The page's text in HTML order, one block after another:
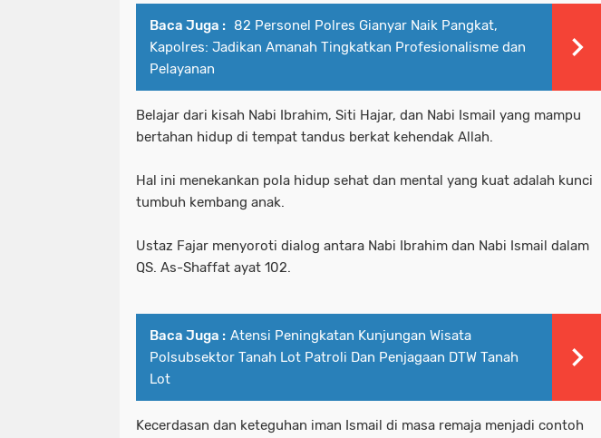
Baca Juga : 82 Personel Polres Gianyar Naik Pangkat,
Kapolres: Jadikan Amanah Tingkatkan Profesionalisme dan
Pelayanan
Belajar dari kisah Nabi Ibrahim, Siti Hajar, dan Nabi Ismail yang mampu
bertahan hidup di tempat tandus berkat kehendak Allah.
Hal ini menekankan pola hidup sehat dan mental yang kuat adalah kunci
tumbuh kembang anak.
Ustaz Fajar menyoroti dialog antara Nabi Ibrahim dan Nabi Ismail dalam
QS. As-Shaffat ayat 102.
Baca Juga : Atensi Peningkatan Kunjungan Wisata
Polsubsektor Tanah Lot Patroli Dan Penjagaan DTW Tanah
Lot
Kecerdasan dan keteguhan iman Ismail di masa remaja menjadi contoh